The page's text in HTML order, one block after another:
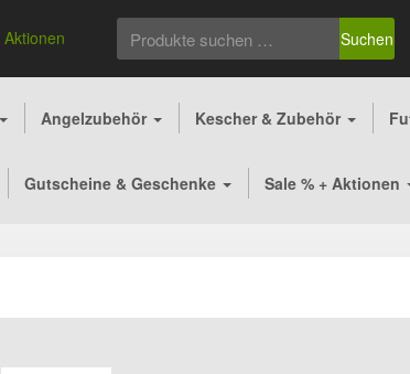
Aktionen
nach:
Suchen
Angelzubehör Kescher & Zubehör
Gutscheine & Geschenke Sale % + Aktionen